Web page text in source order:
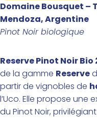
Domaine Bousquet –
Mendoza, Argentine
Pinot Noir biologique
Reserve Pinot Noir Bio
de la gamme Reserve
partir de vignobles de
l’Uco. Elle propose une
du Pinot Noir,